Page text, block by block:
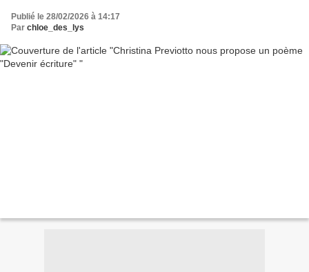
Publié le 28/02/2026 à 14:17
Par chloe_des_lys